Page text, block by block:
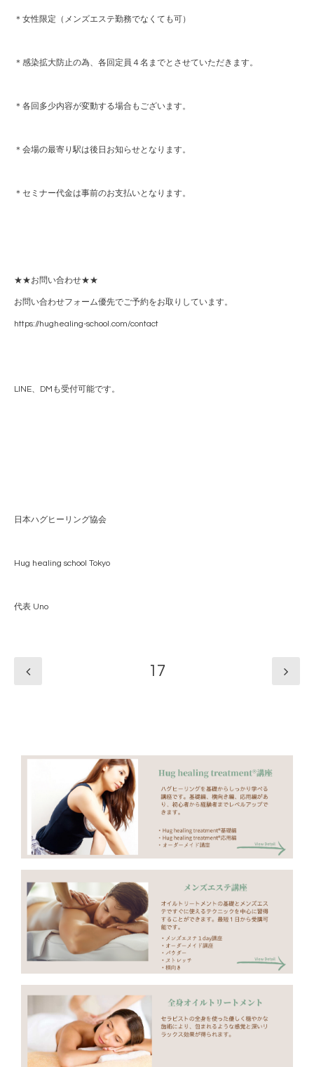
＊女性限定（メンズエステ勤務でなくても可）
＊感染拡大防止の為、各回定員４名までとさせていただきます。
＊各回多少内容が変動する場合もございます。
＊会場の最寄り駅は後日お知らせとなります。
＊セミナー代金は事前のお支払いとなります。
★★お問い合わせ★★
お問い合わせフォーム優先でご予約をお取りしています。
https://hughealing-school.com/contact
LINE、DMも受付可能です。
日本ハグヒーリング協会
Hug healing school Tokyo
代表 Uno
17